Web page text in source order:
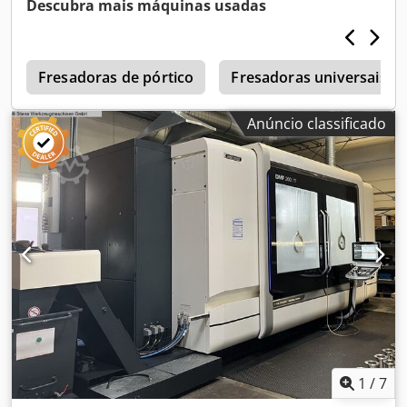
10 000 m/min
10 000 m/min
velocidade do fuso (máx.):4 000 rpm, binário:1 638 Nm,
fornecimento de refrigerante:
16 barra, Equipamento:
documentação / manual, velocidade de rotação
infinitamente variável, Por encomenda do cliente:
Fresadora CNC de bancada fixa usada Fabricante:
KIHEUNG Modelo: D-TRAX X5500 Ano de fabricação: 2019
Horas de operação: • Comando ligado: 12.578 horas •
Execução de programa: 6.742 horas • Rotação do eixo:
4.869 horas EQUIPAMENTO DE SÉRIE: • Comando CNC
HEIDENHAIN TNC 640 com HSCI, monitor TFT de 19",
conversor DXF e painel de controle rotativo • Motor
principal SIEMENS 28/38 kW • Caixa de redução ZF de 2
estágios, refrigerada (1–1.000 / 1.001–4.000 rpm) •
Acionamento do eixo X através do sistema de cremalheira
TWIN-DRIVE / REDEX com dois servomotores • Acionamento
dos eixos Y e Z através de fusos de esferas de precisão
KORTA • Réguas lineares HEIDENHAIN em todos os três
eixos com sistema de ar comprimido DA 400 Codpezgw
Dwjfx Acmsrf • Guias lineares de precisão INA em todos os
Descubra mais máquinas usadas
Fresadoras de pórtico Fresadoras universais
Anúncio classificado
1 /7